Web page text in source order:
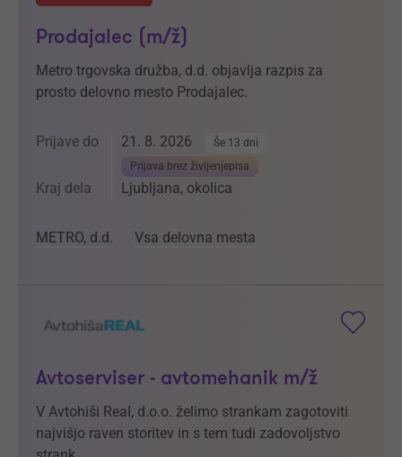
Prodajalec (m/ž)
Metro trgovska družba, d.d. objavlja razpis za
prosto delovno mesto Prodajalec.
Prijave do 21. 8. 2026
Še 13 dni
Prijava brez življenjepisa
Kraj dela Ljubljana, okolica
METRO, d.d. Vsa delovna mesta
Avtoserviser - avtomehanik m/ž
V Avtohiši Real, d.o.o. želimo strankam zagotoviti
najvišjo raven storitev in s tem tudi zadovoljstvo